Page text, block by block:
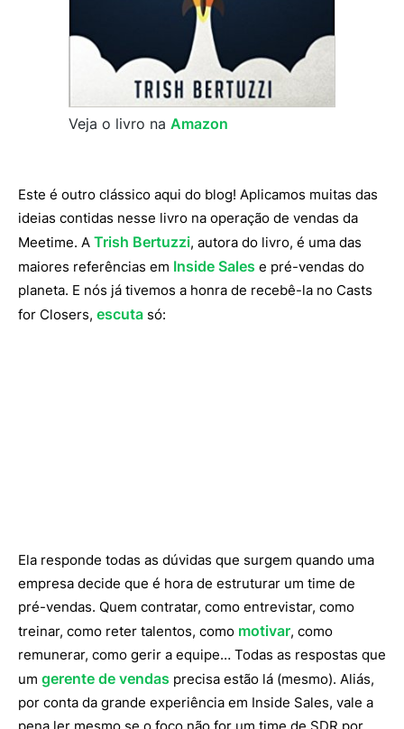
Veja o livro na Amazon
Este é outro clássico aqui do blog! Aplicamos muitas das
ideias contidas nesse livro na operação de vendas da
Meetime. A Trish Bertuzzi, autora do livro, é uma das
maiores referências em Inside Sales e pré-vendas do
planeta. E nós já tivemos a honra de recebê-la no Casts
for Closers, escuta só:
Ela responde todas as dúvidas que surgem quando uma
empresa decide que é hora de estruturar um time de
pré-vendas. Quem contratar, como entrevistar, como
treinar, como reter talentos, como motivar, como
remunerar, como gerir a equipe… Todas as respostas que
um gerente de vendas precisa estão lá (mesmo). Aliás,
por conta da grande experiência em Inside Sales, vale a